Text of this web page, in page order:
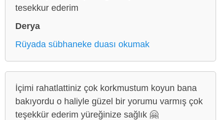
tesekkur ederim
Derya
Rüyada sübhaneke duası okumak
İçimi rahatlattiniz çok korkmustum koyun bana
bakıyordu o haliyle güzel bir yorumu varmış çok
teşekkür ederim yüreğinize sağlık 🤗